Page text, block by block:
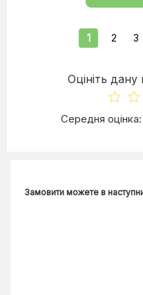
1 2 3
Оцініть дану
Середня оцінка:
Замовити можете в